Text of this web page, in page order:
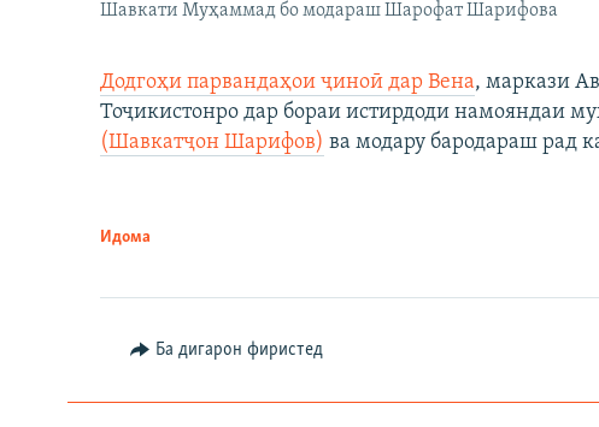
Шавкати Муҳаммад бо модараш Шарофат Шарифова
Додгоҳи парвандаҳои ҷиноӣ дар Вена, маркази
Тоҷикистонро дар бораи истирдоди намояндаи
(Шавкатҷон Шарифов) ва модару бародараш рад
Идома
Ба дигарон фиристед